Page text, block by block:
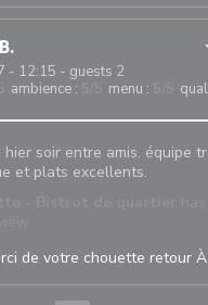
B
- 12:15 - guests 2
ambience : menu :
hier soir entre amis. équipe
et plats excellents.
de votre chouette retour